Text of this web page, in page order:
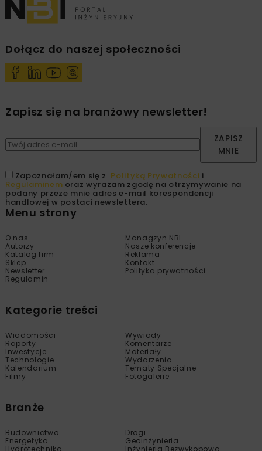
Dołącz do naszej społeczności
Zapisz się na branżowy newsletter!
ZAPISZ
MNIE
Zapoznałam/em się z Polityką Prywatności i
Regulaminem oraz wyrażam zgodę na otrzymywanie na
podany przeze mnie adres e-mail korespondencji
handlowej w postaci newslettera.
Menu strony
O nas
Managzyn NBI
Autorzy
Nasze konferencje
Katalog firm
Reklama
Sklep
Kontakt
Newsletter
Polityka prywatności
Regulamin
Kategorie treści
Wiadomości
Wywiady
Raporty
Komentarze
Inwestycje
Materiały
Technologie
Wydarzenia
Kalendarium
Tematy Specjalne
Filmy
Fotogalerie
Branże
Budownictwo
Drogi
Energetyka
Geoinżynieria
Hydrotechnika
Inżynieria Bezwykopowa